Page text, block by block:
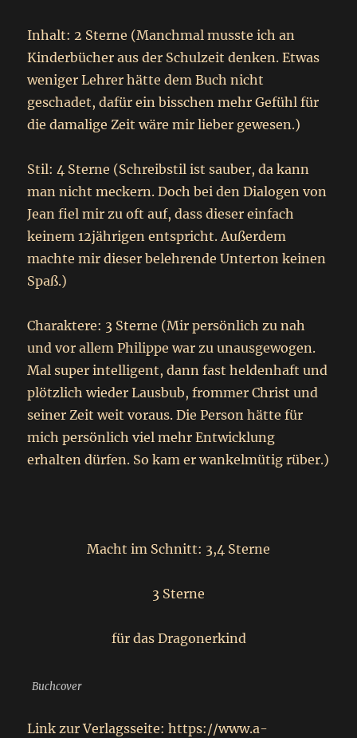
Inhalt: 2 Sterne (Manchmal musste ich an
Kinderbücher aus der Schulzeit denken. Etwas
weniger Lehrer hätte dem Buch nicht
geschadet, dafür ein bisschen mehr Gefühl für
die damalige Zeit wäre mir lieber gewesen.)
Stil: 4 Sterne (Schreibstil ist sauber, da kann
man nicht meckern. Doch bei den Dialogen von
Jean fiel mir zu oft auf, dass dieser einfach
keinem 12jährigen entspricht. Außerdem
machte mir dieser belehrende Unterton keinen
Spaß.)
Charaktere: 3 Sterne (Mir persönlich zu nah
und vor allem Philippe war zu unausgewogen.
Mal super intelligent, dann fast heldenhaft und
plötzlich wieder Lausbub, frommer Christ und
seiner Zeit weit voraus. Die Person hätte für
mich persönlich viel mehr Entwicklung
erhalten dürfen. So kam er wankelmütig rüber.)
Macht im Schnitt: 3,4 Sterne
3 Sterne
für das Dragonerkind
Buchcover
Link zur Verlagsseite: https://www.a-